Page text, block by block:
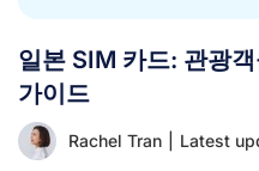
일본 SIM 카드: 관광
가이드
Rachel Tran Latest